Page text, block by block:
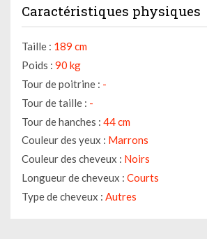
Caractéristiques physiques
Taille : 189 cm
Poids : 90 kg
Tour de poitrine : -
Tour de taille : -
Tour de hanches : 44 cm
Couleur des yeux : Marrons
Couleur des cheveux : Noirs
Longueur de cheveux : Courts
Type de cheveux : Autres